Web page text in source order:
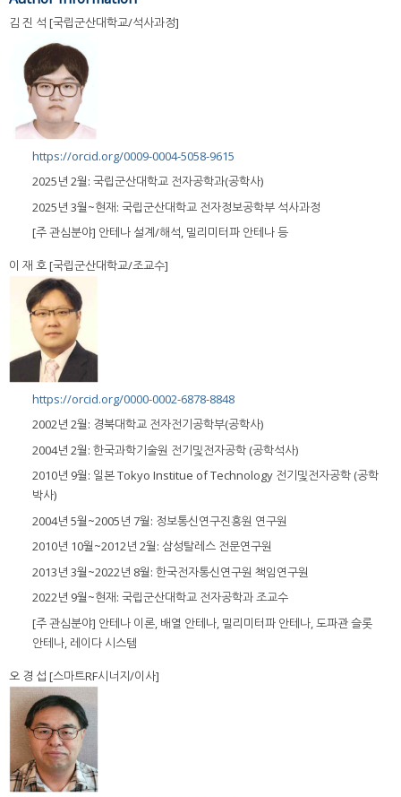
김 진 석 [국립군산대학교/석사과정]
https://orcid.org/0009-0004-5058-9615
2025년 2월: 국립군산대학교 전자공학과(공학사)
2025년 3월~현재: 국립군산대학교 전자정보공학부 석사과정
[주 관심분야] 안테나 설계/해석, 밀리미터파 안테나 등
이 재 호 [국립군산대학교/조교수]
https://orcid.org/0000-0002-6878-8848
2002년 2월: 경북대학교 전자전기공학부(공학사)
2004년 2월: 한국과학기술원 전기및전자공학 (공학석사)
2010년 9월: 일본 Tokyo Institue of Technology 전기및전자공학 (공학
박사)
2004년 5월~2005년 7월: 정보통신연구진흥원 연구원
2010년 10월~2012년 2월: 삼성탈레스 전문연구원
2013년 3월~2022년 8월: 한국전자통신연구원 책임연구원
2022년 9월~현재: 국립군산대학교 전자공학과 조교수
[주 관심분야] 안테나 이론, 배열 안테나, 밀리미터파 안테나, 도파관 슬롯
안테나, 레이다 시스템
오 경 섭 [스마트RF시너지/이사]